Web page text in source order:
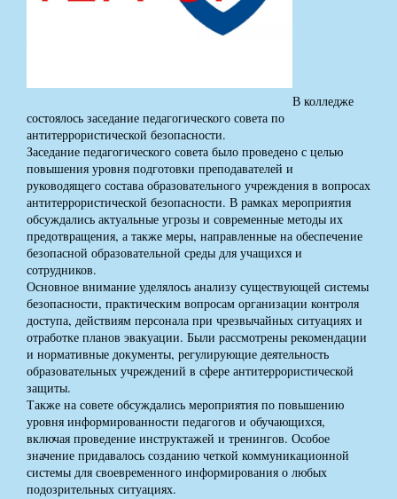
В колледже
состоялось заседание педагогического совета по
антитеррористической безопасности.
Заседание педагогического совета было проведено с целью
повышения уровня подготовки преподавателей и
руководящего состава образовательного учреждения в вопросах
антитеррористической безопасности. В рамках мероприятия
обсуждались актуальные угрозы и современные методы их
предотвращения, а также меры, направленные на обеспечение
безопасной образовательной среды для учащихся и
сотрудников.
Основное внимание уделялось анализу существующей системы
безопасности, практическим вопросам организации контроля
доступа, действиям персонала при чрезвычайных ситуациях и
отработке планов эвакуации. Были рассмотрены рекомендации
и нормативные документы, регулирующие деятельность
образовательных учреждений в сфере антитеррористической
защиты.
Также на совете обсуждались мероприятия по повышению
уровня информированности педагогов и обучающихся,
включая проведение инструктажей и тренингов. Особое
значение придавалось созданию четкой коммуникационной
системы для своевременного информирования о любых
подозрительных ситуациях.